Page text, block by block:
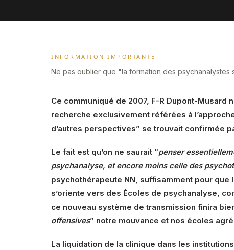
INFORMATION IMPORTANTE
Ne pas oublier que "la formation des
Ce communiqué de 2007, F-R Dupont-Musard
recherche exclusivement référées à
d’autres perspectives” se trouvait confirmée
Le fait est qu’on ne saurait “penser
psychanalyse, et encore moins celle des
psychothérapeute NN, suffisamment pour que
s’oriente vers des Écoles de psychanalyse,
ce nouveau système de transmission finira
offensives” notre mouvance et nos écoles
La liquidation de la clinique dans les